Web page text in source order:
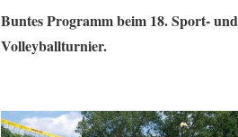
Buntes Programm beim 18. Sport-
Volleyballturnier.